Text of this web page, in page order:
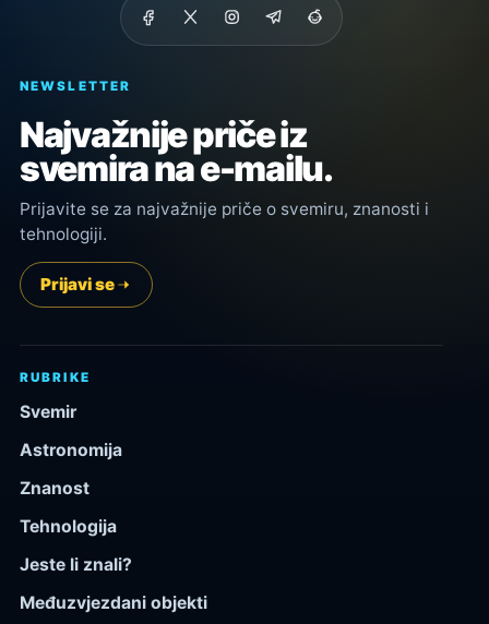
NEWSLETTER
Najvažnije priče iz
svemira na e-mailu.
Prijavite se za najvažnije priče o svemiru, znanosti i
tehnologiji.
Prijavi se
RUBRIKE
Svemir
Astronomija
Znanost
Tehnologija
Jeste li znali?
Međuzvjezdani objekti